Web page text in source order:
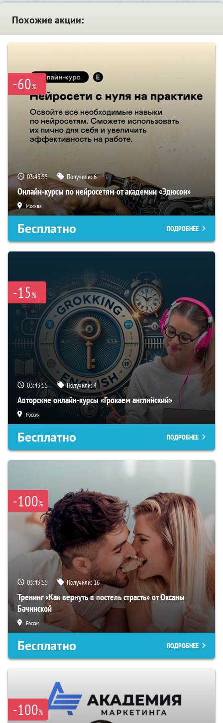
Похожие акции:
-60%
03:43:54 Получили:6
Онлайн-курсы по нейросетям от академии «Эдюсон»
Москва
Бесплатно ПОДРОБНЕЕ
-15%
03:43:54 Получили:4
Авторские онлайн-курсы «Грокаем английский»
Россия
Бесплатно ПОДРОБНЕЕ
-100%
03:43:54 Получили:16
Тренинг «Как вернуть в постель страсть» от Оксаны
Бачинской
Россия
Бесплатно ПОДРОБНЕЕ
-100%